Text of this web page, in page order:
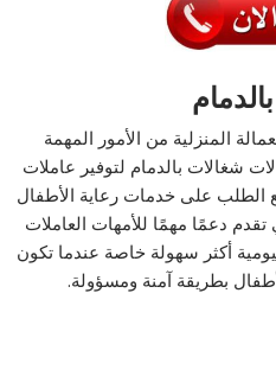
المنزلية من الأمور المهمة
شغالات بالدمام لتوفير عاملات
الطلب على خدمات رعاية الأطفال
دعمًا مهمًا للأمهات العاملات
أكثر سهولة خاصة عندما تكون
بطريقة آمنة ومسؤولة.